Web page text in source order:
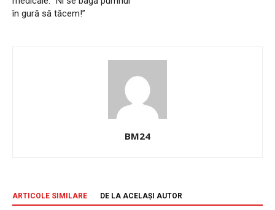
în gură să tăcem!”
BM24
ARTICOLE SIMILARE DE LA ACELAȘI AUTOR